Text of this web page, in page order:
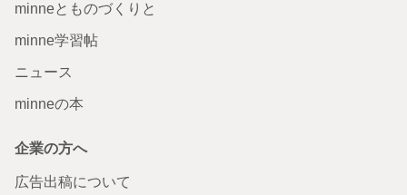
minneとものづくりと
minne学習帖
ニュース
minneの本
企業の方へ
広告出稿について